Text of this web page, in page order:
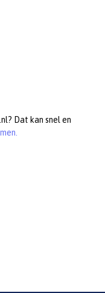
Dat kan snel en